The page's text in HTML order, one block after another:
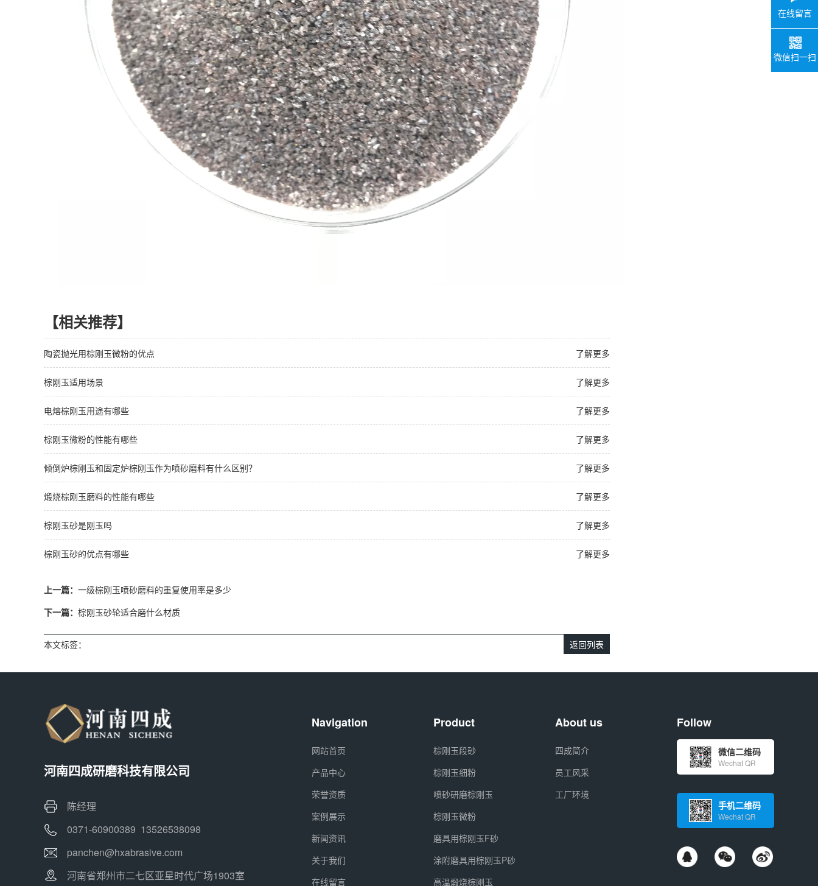
【相关推荐】
了解更多
陶瓷抛光用棕刚玉微粉的优点
了解更多
棕刚玉适用场景
了解更多
电熔棕刚玉用途有哪些
了解更多
棕刚玉微粉的性能有哪些
了解更多
倾倒炉棕刚玉和固定炉棕刚玉作为喷砂磨料有什么区别？
了解更多
煅烧棕刚玉磨料的性能有哪些
了解更多
棕刚玉砂是刚玉吗
了解更多
棕刚玉砂的优点有哪些
上一篇： 一级棕刚玉喷砂磨料的重复使用率是多少
下一篇： 棕刚玉砂轮适合磨什么材质
返回列表
本文标签：
河南四成研磨科技有限公司
陈经理
0371-60900389 13526538098
panchen@hxabrasive.com
河南省郑州市二七区亚星时代广场1903室
Navigation
网站首页
产品中心
荣誉资质
案例展示
新闻资讯
关于我们
在线留言
Product
棕刚玉段砂
棕刚玉细粉
喷砂研磨棕刚玉
棕刚玉微粉
磨具用棕刚玉F砂
涂附磨具用棕刚玉P砂
高温煅烧棕刚玉
About us
四成简介
员工风采
工厂环境
Follow
微信二维码
Wechat QR
手机二维码
Wechat QR
在线留言
微信扫一扫